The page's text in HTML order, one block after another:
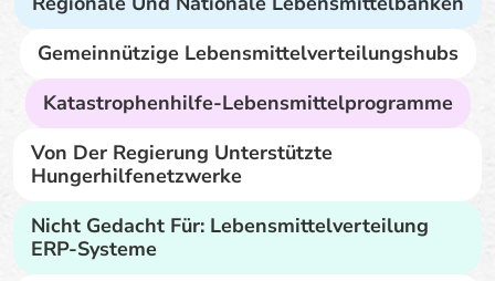
Gemeinnützige Lebensmittelverteilungshubs
Katastrophenhilfe-Lebensmittelprogramme
Von Der Regierung Unterstützte
Hungerhilfenetzwerke
Nicht Gedacht Für: Lebensmittelverteilung
ERP-Systeme